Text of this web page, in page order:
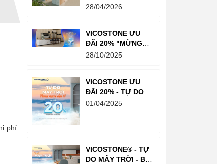
phí
ƯU ĐÃI LÊN TỚI
28/04/2026
VICOSTONE ƯU
ĐÃI 20% "MỪNG
SINH NHẬT TRỌN
28/10/2025
VICOSTONE ƯU
ĐÃI 20% - TỰ DO
MÂY TRỜI - RẠNG
01/04/2025
VICOSTONE® - TỰ
DO MÂY TRỜI - BỘ